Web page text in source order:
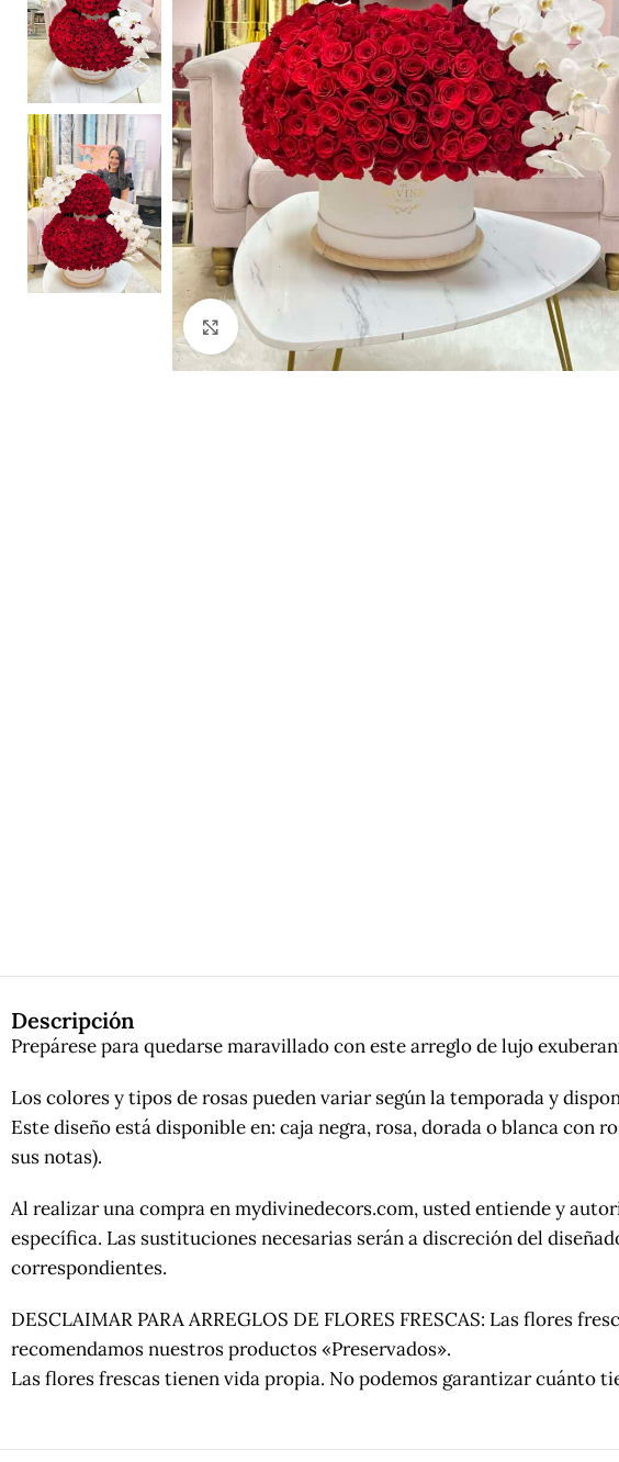
Clic para ampliar
Descripción
Prepárese para quedarse maravillado con este arreglo de lujo
Los colores y tipos de rosas pueden variar según la temporada y
Este diseño está disponible en: caja negra, rosa, dorada o blanca
sus notas).
Al realizar una compra en mydivinedecors.com, usted entiende y
específica. Las sustituciones necesarias serán a discreción del
correspondientes.
DESCLAIMAR PARA ARREGLOS DE FLORES FRESCAS: Las flores
recomendamos nuestros productos «Preservados».
Las flores frescas tienen vida propia. No podemos garantizar cuánto